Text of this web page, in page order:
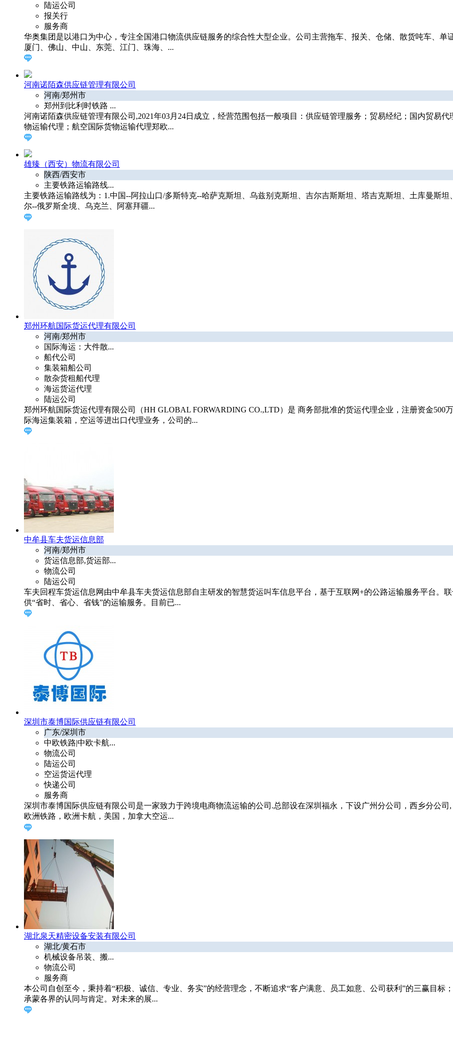
陆运公司
报关行
服务商
华奥集团是以港口为中心，专注全国港口物流供应链服务的综合性大型企业。公司主营拖车、报关、仓储、散货吨车、单
厦门、佛山、中山、东莞、江门、珠海、...
河南诺陌森供应链管理有限公司
河南/郑州市
郑州到比利时铁路 ...
河南诺陌森供应链管理有限公司,2021年03月24日成立，经营范围包括一般项目：供应链管理服务；贸易经纪；国内贸易
物运输代理；航空国际货物运输代理郑欧...
雄臻（西安）物流有限公司
陕西/西安市
主要铁路运输路线...
主要铁路运输路线为：1.中国--阿拉山口/多斯特克--哈萨克斯坦、乌兹别克斯坦、吉尔吉斯斯坦、塔吉克斯坦、土库曼斯
尔--俄罗斯全境、乌克兰、阿塞拜疆...
郑州环航国际货运代理有限公司
河南/郑州市
国际海运：大件散...
船代公司
集装箱船公司
散杂货租船代理
海运货运代理
陆运公司
郑州环航国际货运代理有限公司（HH GLOBAL FORWARDING CO.,LTD）是 商务部批准的货运代理企业，注册资金500
际海运集装箱，空运等进出口代理业务，公司的...
中牟县车夫货运信息部
河南/郑州市
货运信息部,货运部...
物流公司
陆运公司
车夫回程车货运信息网由中牟县车夫货运信息部自主研发的智慧货运叫车信息平台，基于互联网+的公路运输服务平台。
供“省时、省心、省钱”的运输服务。目前已...
深圳市泰博国际供应链有限公司
广东/深圳市
中欧铁路|中欧卡航...
物流公司
陆运公司
空运货运代理
快递公司
服务商
深圳市泰博国际供应链有限公司是一家致力于跨境电商物流运输的公司.总部设在深圳福永，下设广州分公司，西乡分公
欧洲铁路，欧洲卡航，美国，加拿大空运...
湖北泉天精密设备安装有限公司
湖北/黄石市
机械设备吊装、搬...
物流公司
服务商
本公司自创至今，秉持着“积极、诚信、专业、务实”的经营理念，不断追求“客户满意、员工如意、公司获利”的三赢目标
承蒙各界的认同与肯定。对未来的展...